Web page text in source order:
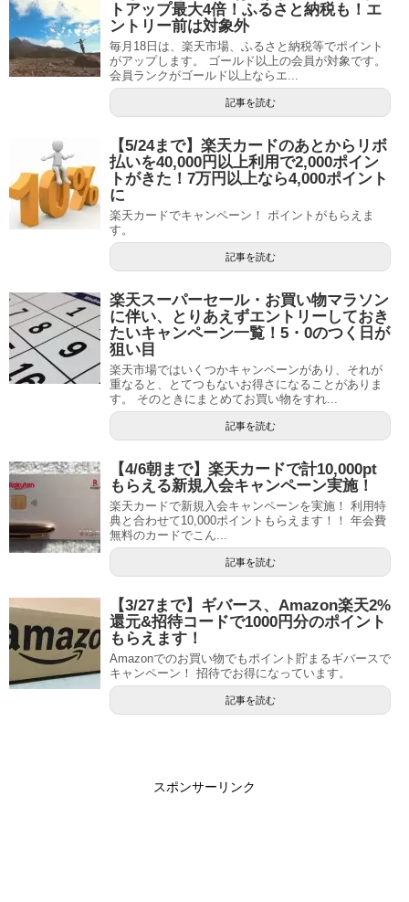
トアップ最大4倍！ふるさと納税も！エ
ントリー前は対象外
毎月18日は、楽天市場、ふるさと納税等でポイント
がアップします。 ゴールド以上の会員が対象です。
会員ランクがゴールド以上ならエ...
記事を読む
【5/24まで】楽天カードのあとからリボ
払いを40,000円以上利用で2,000ポイン
トがきた！7万円以上なら4,000ポイント
に
楽天カードでキャンペーン！ ポイントがもらえま
す。
記事を読む
楽天スーパーセール・お買い物マラソン
に伴い、とりあえずエントリーしておき
たいキャンペーン一覧！5・0のつく日が
狙い目
楽天市場ではいくつかキャンペーンがあり、それが
重なると、とてつもないお得さになることがありま
す。 そのときにまとめてお買い物をすれ...
記事を読む
【4/6朝まで】楽天カードで計10,000pt
もらえる新規入会キャンペーン実施！
楽天カードで新規入会キャンペーンを実施！ 利用特
典と合わせて10,000ポイントもらえます！！ 年会費
無料のカードでこん...
記事を読む
【3/27まで】ギバース、Amazon楽天2%
還元&招待コードで1000円分のポイント
もらえます！
Amazonでのお買い物でもポイント貯まるギバースで
キャンペーン！ 招待でお得になっています。
記事を読む
スポンサーリンク